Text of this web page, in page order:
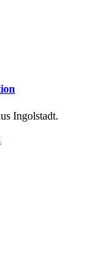
Ingolstadt.